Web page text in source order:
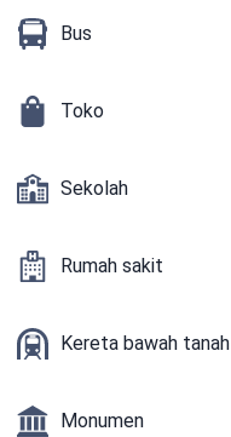
Bus
Toko
Sekolah
Rumah sakit
Kereta bawah tanah
Monumen